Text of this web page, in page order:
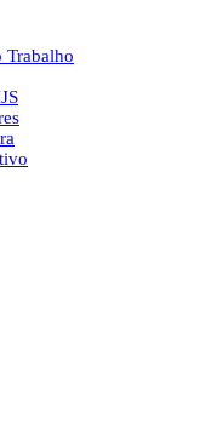
Trabalho